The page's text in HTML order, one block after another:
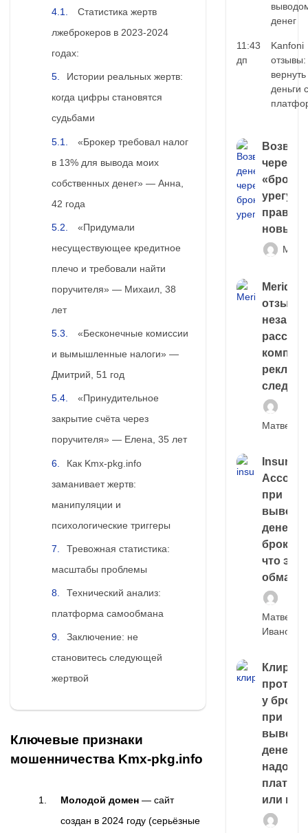
Статистика жертв
лжеброкеров в 2023-2024
годах:
Истории реальных жертв:
когда цифры становятся
судьбами
«Брокер требовал налог
в 13% для вывода моих
собственных денег» — Анна,
42 года
«Придумали
несуществующее кредитное
плечо и требовали найти
поручителя» — Михаил, 38
лет
«Бесконечные комиссии
и вымышленные налоги» —
Дмитрий, 51 год
«Принудительное
закрытие счёта через
поручителя» — Елена, 35 лет
Как Kmx-pkg.info
заманивает жертв:
манипуляции и
психологические триггеры
Тревожная статистика:
масштабы проблемы
Технический анализ:
платформа самообмана
Заключение: не
становитесь следующей
жертвой
Ключевые признаки
мошенничества Kmx-pkg.info
Молодой домен — сайт
создан в 2024 году (серьёзные
денег
11:43
дп
Kanfoni
отзывы:
вернуть
деньги с
через
правда
новый
следа
Матвей
Account
при
выводе
денег у
что это,
обман?
Матвей
Иванов
Клиринг
у
при
выводе
денег,
надо
платить
или